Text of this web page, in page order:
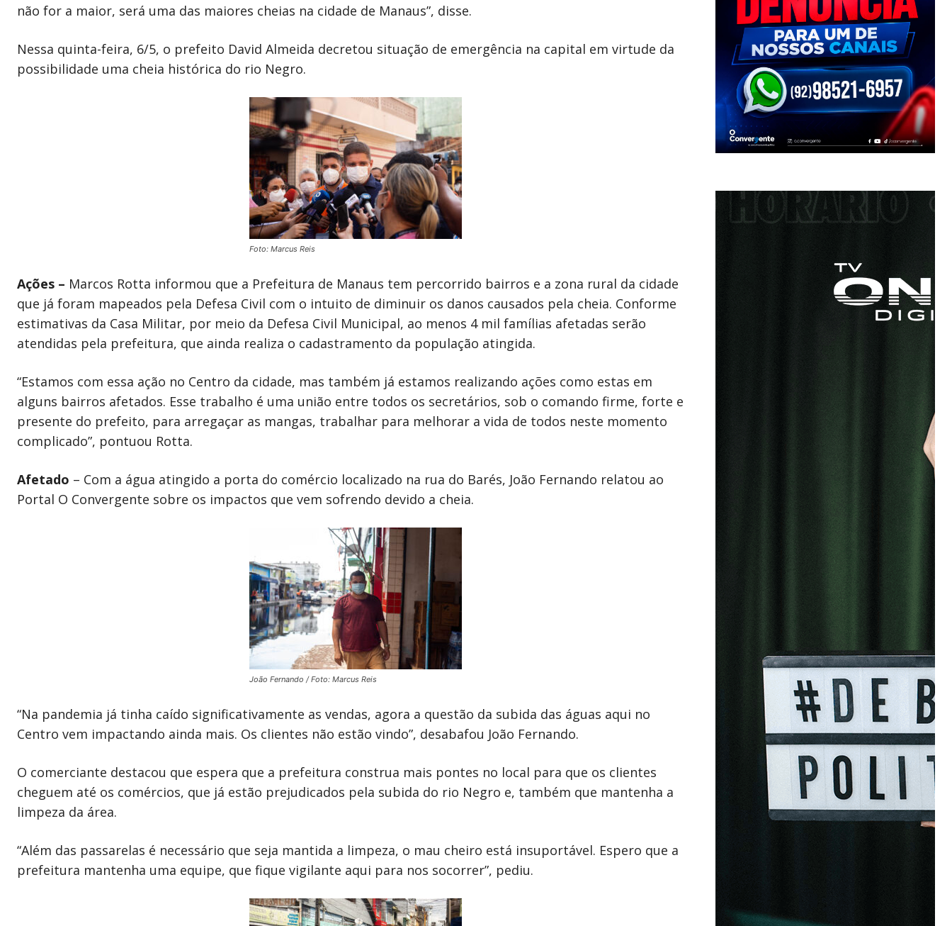
não for a maior, será uma das maiores cheias na cidade de Manaus”, disse.
Nessa quinta-feira, 6/5, o prefeito David Almeida decretou situação de emergência na capital em virtude da
possibilidade uma cheia histórica do rio Negro.
Foto: Marcus Reis
Ações – Marcos Rotta informou que a Prefeitura de Manaus tem percorrido bairros e a zona rural da cidade
que já foram mapeados pela Defesa Civil com o intuito de diminuir os danos causados pela cheia. Conforme
estimativas da Casa Militar, por meio da Defesa Civil Municipal, ao menos 4 mil famílias afetadas serão
atendidas pela prefeitura, que ainda realiza o cadastramento da população atingida.
“Estamos com essa ação no Centro da cidade, mas também já estamos realizando ações como estas em
alguns bairros afetados. Esse trabalho é uma união entre todos os secretários, sob o comando firme, forte e
presente do prefeito, para arregaçar as mangas, trabalhar para melhorar a vida de todos neste momento
complicado”, pontuou Rotta.
Afetado – Com a água atingido a porta do comércio localizado na rua do Barés, João Fernando relatou ao
Portal O Convergente sobre os impactos que vem sofrendo devido a cheia.
João Fernando / Foto: Marcus Reis
“Na pandemia já tinha caído significativamente as vendas, agora a questão da subida das águas aqui no
Centro vem impactando ainda mais. Os clientes não estão vindo”, desabafou João Fernando.
O comerciante destacou que espera que a prefeitura construa mais pontes no local para que os clientes
cheguem até os comércios, que já estão prejudicados pela subida do rio Negro e, também que mantenha a
limpeza da área.
“Além das passarelas é necessário que seja mantida a limpeza, o mau cheiro está insuportável. Espero que a
prefeitura mantenha uma equipe, que fique vigilante aqui para nos socorrer”, pediu.